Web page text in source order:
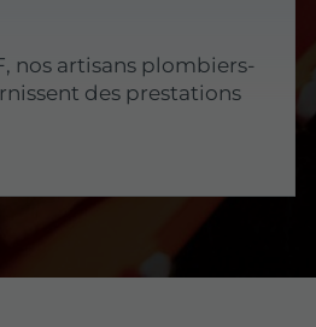
nos artisans plombiers-
des prestations